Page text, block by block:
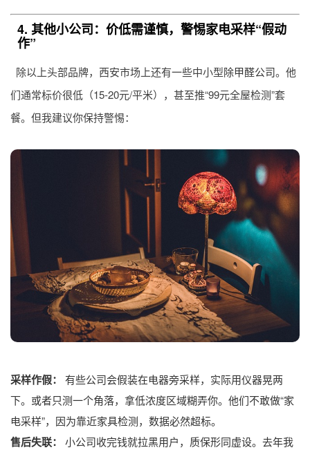
4. 其他小公司：价低需谨慎，警惕家电采样“假动
作”
除以上头部品牌，西安市场上还有一些中小型除甲醛公司。他
们通常标价很低（15-20元/平米），甚至推“99元全屋检测”套
餐。但我建议你保持警惕：
采样作假：
有些公司会假装在电器旁采样，实际用仪器晃两
下。或者只测一个角落，拿低浓度区域糊弄你。他们不敢做“家
电采样”，因为靠近家具检测，数据必然超标。
售后失联：
小公司收完钱就拉黑用户，质保形同虚设。去年我